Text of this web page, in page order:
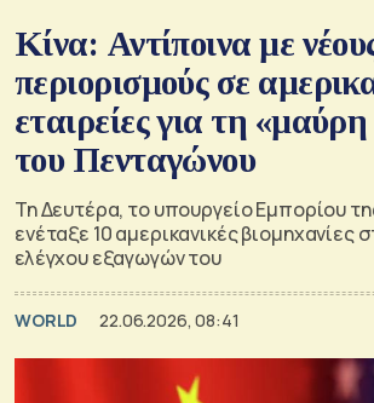
Κίνα: Αντίποινα με
περιορισμούς σε
εταιρείες για τη
του Πενταγώνου
Τη Δευτέρα, το υπουργείο Εμπορίου
ενέταξε 10 αμερικανικές βιομηχανίες
ελέγχου εξαγωγών του
WORLD 22.06.2026, 08:41